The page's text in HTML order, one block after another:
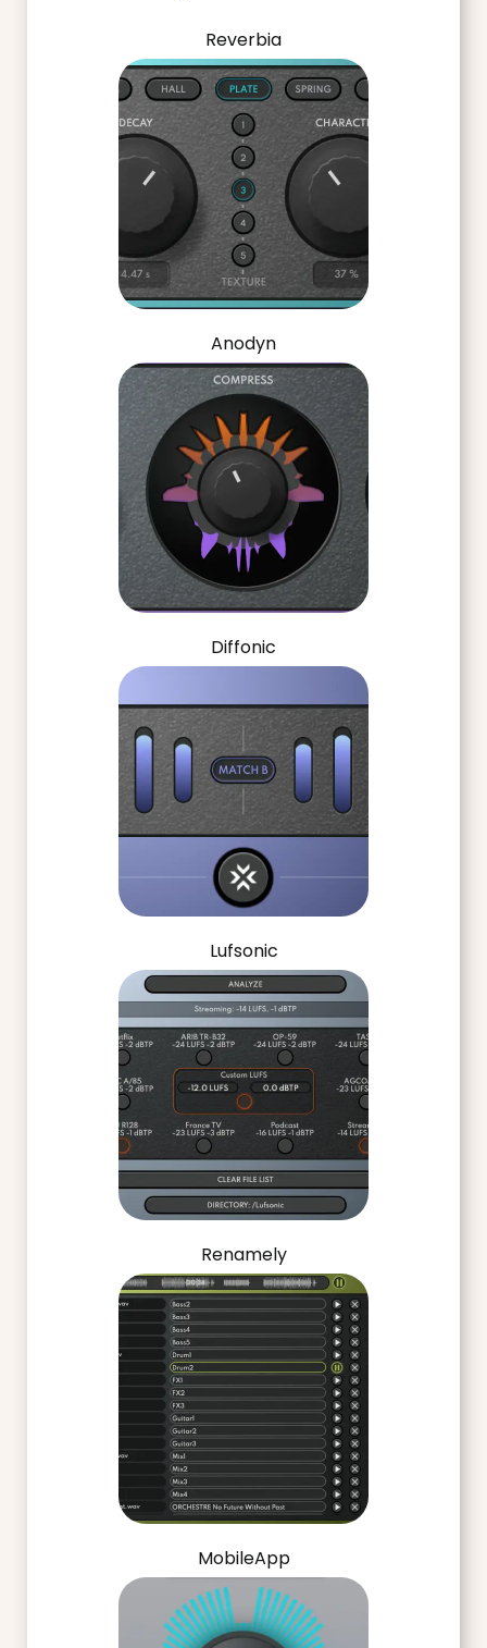
Reverbia
Anodyn
Diffonic
Lufsonic
Renamely
MobileApp